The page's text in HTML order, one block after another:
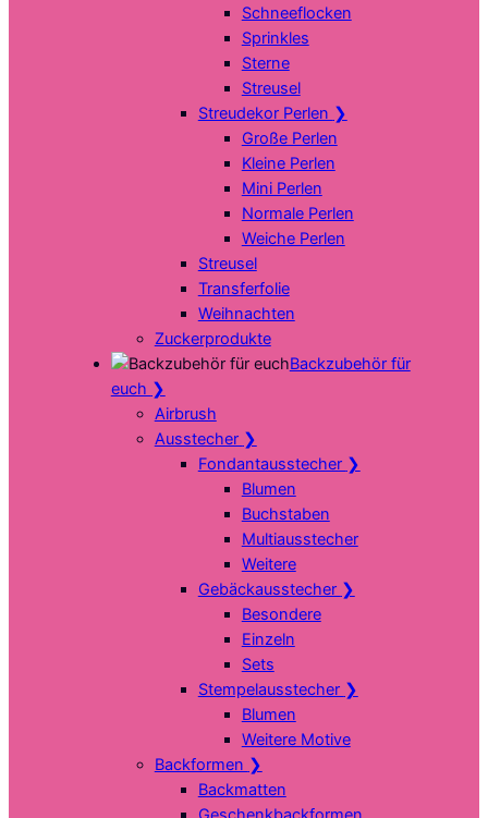
Schneeflocken
Sprinkles
Sterne
Streusel
Streudekor Perlen ❯
Große Perlen
Kleine Perlen
Mini Perlen
Normale Perlen
Weiche Perlen
Streusel
Transferfolie
Weihnachten
Zuckerprodukte
Backzubehör für
euch ❯
Airbrush
Ausstecher ❯
Fondantausstecher ❯
Blumen
Buchstaben
Multiausstecher
Weitere
Gebäckausstecher ❯
Besondere
Einzeln
Sets
Stempelausstecher ❯
Blumen
Weitere Motive
Backformen ❯
Backmatten